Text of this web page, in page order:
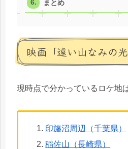
まとめ
映画「遠い山なみの
現時点で分かっているロケ地
印旛沼周辺（千葉県）
稲佐山（長崎県）